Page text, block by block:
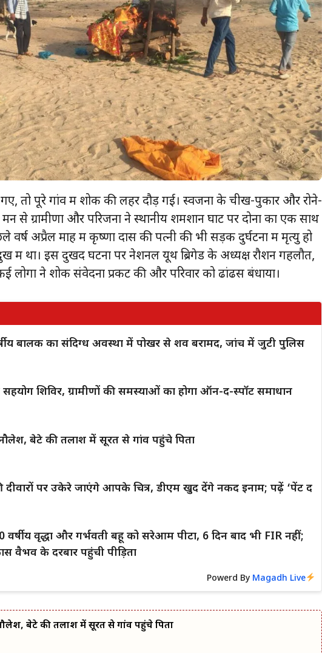
तो पूरे गांव में शोक की लहर दौड़ गई। स्वजनों के चीख-पुकार और रोने-
से ग्रामीणों और परिजनों ने स्थानीय शमशान घाट पर दोनों का एक साथ
वर्ष अप्रैल माह में कृष्णा दास की पत्नी की भी सड़क दुर्घटना में मृत्यु हो
में था। इस दुखद घटना पर नेशनल यूथ ब्रिगेड के अध्यक्ष रौशन गहलौत,
लोगों ने शोक संवेदना प्रकट की और परिवार को ढांढस बंधाया।
बालक का संदिग्ध अवस्था में पोखर से शव बरामद, जांच में जुटी पुलिस
शिविर, ग्रामीणों की समस्याओं का होगा ऑन-द-स्पॉट समाधान
नौलेश, बेटे की तलाश में सूरत से गांव पहुंचे पिता
पर उकेरे जाएंगे आपके चित्र, डीएम खुद देंगे नकद इनाम; पढ़ें ‘पेंट द
वृद्धा और गर्भवती बहू को सरेआम पीटा, 6 दिन बाद भी FIR नहीं;
वैभव के दरबार पहुंची पीड़िता
Powerd By Magadh Live
बेटे की तलाश में सूरत से गांव पहुंचे पिता